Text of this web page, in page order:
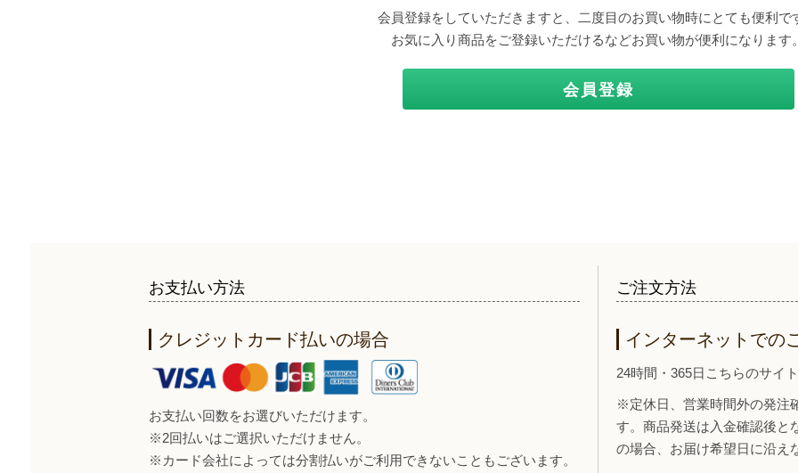
会員登録をしていただきますと、二度目のお買い物時にとても便利で
お気に入り商品をご登録いただけるなどお買い物が便利になります
会員登録
お支払い方法
クレジットカード払いの場合
お支払い回数をお選びいただけます。
※2回払いはご選択いただけません。
※カード会社によっては分割払いがご利用できないこともございます。
ご注文方法
インターネットでの
24時間・365日こちらのサイ
※定休日、営業時間外の発注
す。商品発送は入金確認後と
の場合、お届け希望日に沿え